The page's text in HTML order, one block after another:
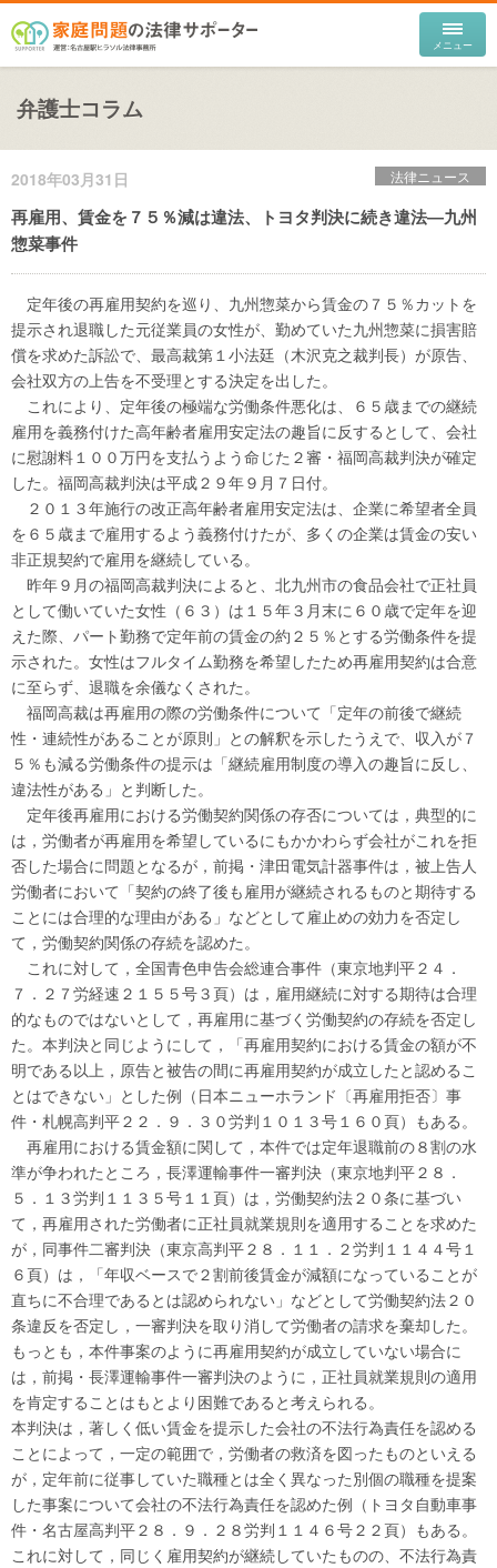
弁護士コラム
2018年03月31日 法律ニュース
再雇用、賃金を７５％減は違法、トヨタ判決に続き違法―九州
惣菜事件
定年後の再雇用契約を巡り、九州惣菜から賃金の７５％カットを
提示され退職した元従業員の女性が、勤めていた九州惣菜に損害賠
償を求めた訴訟で、最高裁第１小法廷（木沢克之裁判長）が原告、
会社双方の上告を不受理とする決定を出した。
これにより、定年後の極端な労働条件悪化は、６５歳までの継続
雇用を義務付けた高年齢者雇用安定法の趣旨に反するとして、会社
に慰謝料１００万円を支払うよう命じた２審・福岡高裁判決が確定
した。福岡高裁判決は平成２９年９月７日付。
２０１３年施行の改正高年齢者雇用安定法は、企業に希望者全員
を６５歳まで雇用するよう義務付けたが、多くの企業は賃金の安い
非正規契約で雇用を継続している。
昨年９月の福岡高裁判決によると、北九州市の食品会社で正社員
として働いていた女性（６３）は１５年３月末に６０歳で定年を迎
えた際、パート勤務で定年前の賃金の約２５％とする労働条件を提
示された。女性はフルタイム勤務を希望したため再雇用契約は合意
に至らず、退職を余儀なくされた。
福岡高裁は再雇用の際の労働条件について「定年の前後で継続
性・連続性があることが原則」との解釈を示したうえで、収入が７
５％も減る労働条件の提示は「継続雇用制度の導入の趣旨に反し、
違法性がある」と判断した。
定年後再雇用における労働契約関係の存否については，典型的に
は，労働者が再雇用を希望しているにもかかわらず会社がこれを拒
否した場合に問題となるが，前掲・津田電気計器事件は，被上告人
労働者において「契約の終了後も雇用が継続されるものと期待する
ことには合理的な理由がある」などとして雇止めの効力を否定し
て，労働契約関係の存続を認めた。
これに対して，全国青色申告会総連合事件（東京地判平２４．
７．２７労経速２１５５号３頁）は，雇用継続に対する期待は合理
的なものではないとして，再雇用に基づく労働契約の存続を否定し
た。本判決と同じようにして，「再雇用契約における賃金の額が不
明である以上，原告と被告の間に再雇用契約が成立したと認めるこ
とはできない」とした例（日本ニューホランド〔再雇用拒否〕事
件・札幌高判平２２．９．３０労判１０１３号１６０頁）もある。
再雇用における賃金額に関して，本件では定年退職前の８割の水
準が争われたところ，長澤運輸事件一審判決（東京地判平２８．
５．１３労判１１３５号１１頁）は，労働契約法２０条に基づい
て，再雇用された労働者に正社員就業規則を適用することを求めた
が，同事件二審判決（東京高判平２８．１１．２労判１１４４号１
６頁）は，「年収ベースで２割前後賃金が減額になっていることが
直ちに不合理であるとは認められない」などとして労働契約法２０
条違反を否定し，一審判決を取り消して労働者の請求を棄却した。
もっとも，本件事案のように再雇用契約が成立していない場合に
は，前掲・長澤運輸事件一審判決のように，正社員就業規則の適用
を肯定することはもとより困難であると考えられる。
本判決は，著しく低い賃金を提示した会社の不法行為責任を認める
ことによって，一定の範囲で，労働者の救済を図ったものといえる
が，定年前に従事していた職種とは全く異なった別個の職種を提案
した事案について会社の不法行為責任を認めた例（トヨタ自動車事
件・名古屋高判平２８．９．２８労判１１４６号２２頁）もある。
これに対して，同じく雇用契約が継続していたものの、不法行為責